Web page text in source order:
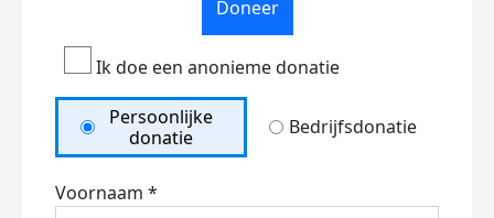
Doneer
Ik doe een anonieme donatie
Persoonlijke
donatie
Bedrijfsdonatie
Voornaam *